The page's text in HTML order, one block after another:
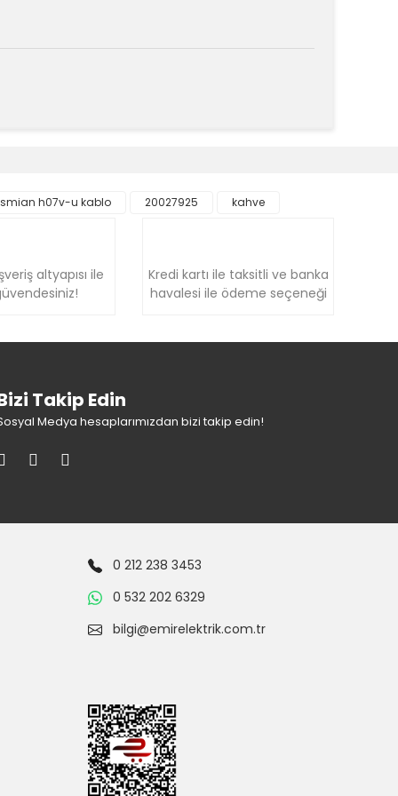
h07v-u kablo 20027925 kahve
altyapısı ile
Kredi kartı ile taksitli ve banka
havalesi ile ödeme seçeneği
Takip Edin
Medya hesaplarımızdan bizi takip edin!
0 212 238 3453
0 532 202 6329
bilgi@emirelektrik.com.tr